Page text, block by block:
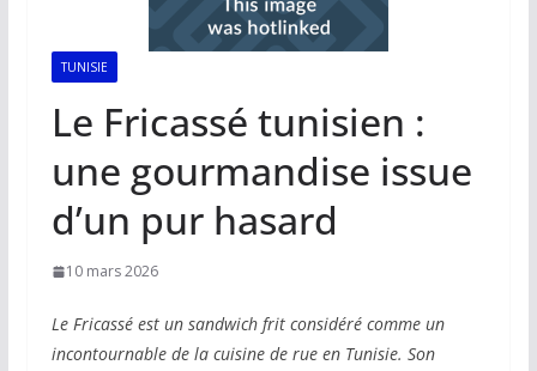
TUNISIE
Le Fricassé tunisien :
une gourmandise issue
d’un pur hasard
10 mars 2026
Le Fricassé est un sandwich frit considéré comme un
incontournable de la cuisine de rue en Tunisie. Son